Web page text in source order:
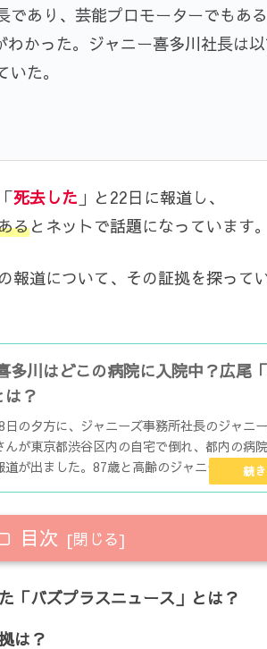
であり、芸能プロモーターでもあ
かった。ジャニー喜多川社長は
た。
死去した 」と22日に報道し、
るとネットで話題になっています。
報道について、その証拠を探って
多川はどこの病院に入院中？広尾
？
日の夕方に、ジャニーズ事務所社長のジャニ
んが東京都渋谷区内の自宅で倒れ、都内の病
が出ました。87歳と高齢のジャニーさんが救
目次
「バズプラスニュース」とは？
は？